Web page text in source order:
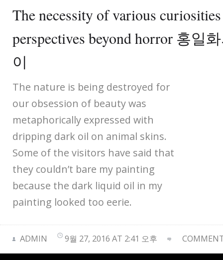
The necessity of various
perspectives beyond horror 홍일
이
The nature is being destroyed for
our obsession of beauty was
metaphorically expressed with
dripping dark oil on animal skins.
Some of the visitors have said that
they couldn’t bare my painting
because the dark liquid oil in my
painting looked too eerie.
ADMIN 9월 27, 2016 AT 2:41 오후